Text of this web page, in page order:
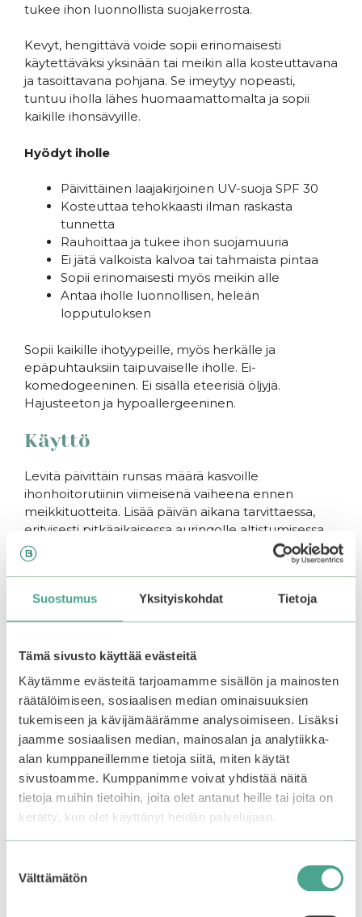
Suostumus Yksityiskohdat Tietoja
Tämä sivusto käyttää evästeitä
Käytämme evästeitä tarjoamamme sisällön ja mainosten
räätälöimiseen, sosiaalisen median ominaisuuksien
tukemiseen ja kävijämäärämme analysoimiseen. Lisäksi
jaamme sosiaalisen median, mainosalan ja analytiikka-
alan kumppaneillemme tietoja siitä, miten käytät
sivustoamme. Kumppanimme voivat yhdistää näitä
tietoja muihin tietoihin, joita olet antanut heille tai joita on
kerätty, kun olet käyttänyt heidän palvelujaan.
valinta
Välttämätön
tukee ihon luonnollista suojakerrosta.
Kevyt, hengittävä voide sopii erinomaisesti
käytettäväksi yksinään tai meikin alla kosteuttavana
ja tasoittavana pohjana. Se imeytyy nopeasti,
tuntuu iholla lähes huomaamattomalta ja sopii
kaikille ihonsävyille.
Hyödyt iholle
Päivittäinen laajakirjoinen UV-suoja SPF 30
Kosteuttaa tehokkaasti ilman raskasta
tunnetta
Rauhoittaa ja tukee ihon suojamuuria
Ei jätä valkoista kalvoa tai tahmaista pintaa
Sopii erinomaisesti myös meikin alle
Antaa iholle luonnollisen, heleän
lopputuloksen
Sopii kaikille ihotyypeille, myös herkälle ja
epäpuhtauksiin taipuvaiselle iholle. Ei-
komedogeeninen. Ei sisällä eteerisiä öljyjä.
Hajusteeton ja hypoallergeeninen.
Käyttö
Levitä päivittäin runsas määrä kasvoille
ihonhoitorutiinin viimeisenä vaiheena ennen
meikkituotteita. Lisää päivän aikana tarvittaessa,
erityisesti pitkäaikaisessa auringolle altistumisessa.
Saatat myös pitää...
HOUSE OF HUR |
Tropical Dew Sun
SKIN1004 |
Madagascar Centella
Sun Serum SPF50+
Tällä
on
useampi
muunnelma.
tehdä
valinnat
tuotteen
sivulla.